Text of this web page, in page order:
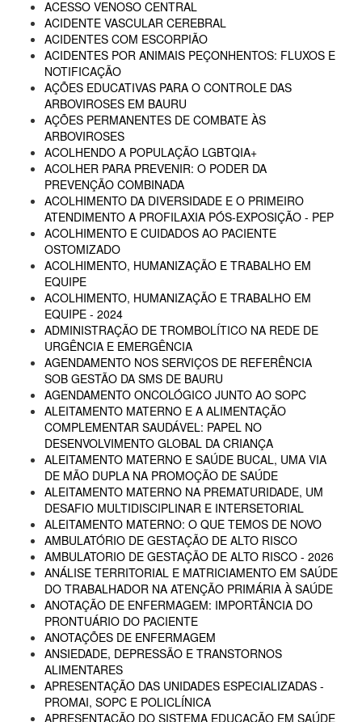
ACESSO VENOSO CENTRAL
ACIDENTE VASCULAR CEREBRAL
ACIDENTES COM ESCORPIÃO
ACIDENTES POR ANIMAIS PEÇONHENTOS: FLUXOS E
NOTIFICAÇÃO
AÇÕES EDUCATIVAS PARA O CONTROLE DAS
ARBOVIROSES EM BAURU
AÇÕES PERMANENTES DE COMBATE ÀS
ARBOVIROSES
ACOLHENDO A POPULAÇÃO LGBTQIA+
ACOLHER PARA PREVENIR: O PODER DA
PREVENÇÃO COMBINADA
ACOLHIMENTO DA DIVERSIDADE E O PRIMEIRO
ATENDIMENTO A PROFILAXIA PÓS-EXPOSIÇÃO - PEP
ACOLHIMENTO E CUIDADOS AO PACIENTE
OSTOMIZADO
ACOLHIMENTO, HUMANIZAÇÃO E TRABALHO EM
EQUIPE
ACOLHIMENTO, HUMANIZAÇÃO E TRABALHO EM
EQUIPE - 2024
ADMINISTRAÇÃO DE TROMBOLÍTICO NA REDE DE
URGÊNCIA E EMERGÊNCIA
AGENDAMENTO NOS SERVIÇOS DE REFERÊNCIA
SOB GESTÃO DA SMS DE BAURU
AGENDAMENTO ONCOLÓGICO JUNTO AO SOPC
ALEITAMENTO MATERNO E A ALIMENTAÇÃO
COMPLEMENTAR SAUDÁVEL: PAPEL NO
DESENVOLVIMENTO GLOBAL DA CRIANÇA
ALEITAMENTO MATERNO E SAÚDE BUCAL, UMA VIA
DE MÃO DUPLA NA PROMOÇÃO DE SAÚDE
ALEITAMENTO MATERNO NA PREMATURIDADE, UM
DESAFIO MULTIDISCIPLINAR E INTERSETORIAL
ALEITAMENTO MATERNO: O QUE TEMOS DE NOVO
AMBULATÓRIO DE GESTAÇÃO DE ALTO RISCO
AMBULATORIO DE GESTAÇÃO DE ALTO RISCO - 2026
ANÁLISE TERRITORIAL E MATRICIAMENTO EM SAÚDE
DO TRABALHADOR NA ATENÇÃO PRIMÁRIA À SAÚDE
ANOTAÇÃO DE ENFERMAGEM: IMPORTÂNCIA DO
PRONTUÁRIO DO PACIENTE
ANOTAÇÕES DE ENFERMAGEM
ANSIEDADE, DEPRESSÃO E TRANSTORNOS
ALIMENTARES
APRESENTAÇÃO DAS UNIDADES ESPECIALIZADAS -
PROMAI, SOPC E POLICLÍNICA
APRESENTAÇÃO DO SISTEMA EDUCAÇÃO EM SAÚDE